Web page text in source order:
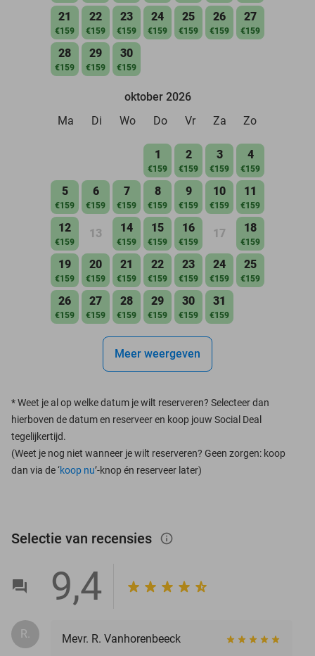
21
€159
22
€159
23
€159
24
€159
25
€159
26
€159
27
€159
28
€159
29
€159
30
€159
oktober 2026
Ma
Di Wo Do Vr Za Zo
1
€159
2
€159
3
€159
4
€159
5
€159
6
€159
7
€159
8
€159
9
€159
10
€159
11
€159
12
€159
13 14
€159
15
€159
16
€159
17 18
€159
19
€159
20
€159
21
€159
22
€159
23
€159
24
€159
25
€159
26
€159
27
€159
28
€159
29
€159
30
€159
31
€159
Meer weergeven
*Weet je al op welke datum je wilt reserveren? Selecteer dan
hierboven de datum en reserveer en koop jouw Social Deal
tegelijkertijd.
(Weet je nog niet wanneer je wilt reserveren? Geen zorgen: koop
dan via de ‘koop nu’-knop én reserveer later)
Selectie van recensies info_outlined
9,4
R. Mevr. R. Vanhorenbeeck